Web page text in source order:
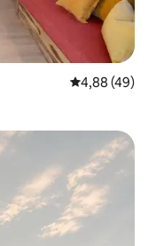
4,88 (49)